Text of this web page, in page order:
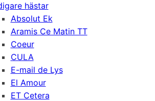
hästar
Absolut Ek
Aramis Ce Matin TT
Coeur
CULA
E-mail de Lys
El Amour
ET Cetera